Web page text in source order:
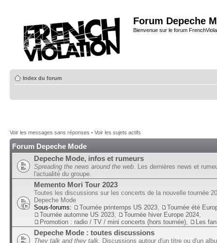
Forum Depeche
Bienvenue sur le forum
Index du forum
Voir les messages sans réponses • Voir les sujets actifs
Forum Depeche Mode
Depeche Mode, infos et rumeurs
Spreading the news around the web . Les dernières news et
l'actualité du groupe.
Memento Mori Tour 2023
Toutes les discussions sur les concerts de la nouvelle tournée
Depeche Mode
Sous-forums:
Tournée printemps US 2023
Tournée été
Tournée automne US 2023
Tournée hiver Europe 2024
Promotion : radio / TV / mini concerts (hors tournée)
Les
Depeche Mode : toutes discussions
They talk and they talk . Discussions autour d'un titre ou d'un